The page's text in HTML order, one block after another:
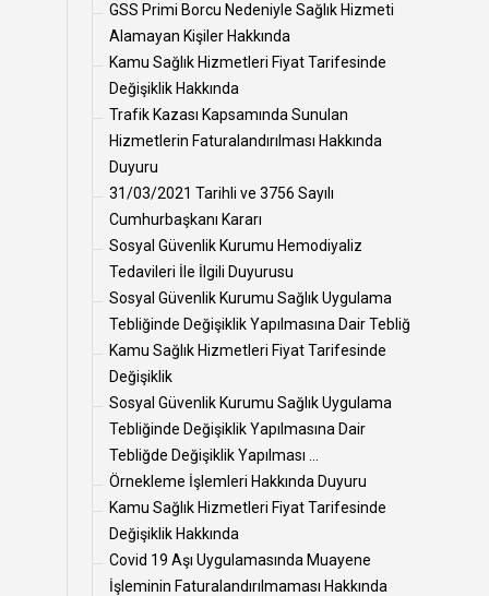
GSS Primi Borcu Nedeniyle Sağlık Hizmeti
Alamayan Kişiler Hakkında
Kamu Sağlık Hizmetleri Fiyat Tarifesinde
Değişiklik Hakkında
Trafik Kazası Kapsamında Sunulan
Hizmetlerin Faturalandırılması Hakkında
Duyuru
31/03/2021 Tarihli ve 3756 Sayılı
Cumhurbaşkanı Kararı
Sosyal Güvenlik Kurumu Hemodiyaliz
Tedavileri İle İlgili Duyurusu
Sosyal Güvenlik Kurumu Sağlık Uygulama
Tebliğinde Değişiklik Yapılmasına Dair Tebliğ
Kamu Sağlık Hizmetleri Fiyat Tarifesinde
Değişiklik
Sosyal Güvenlik Kurumu Sağlık Uygulama
Tebliğinde Değişiklik Yapılmasına Dair
Tebliğde Değişiklik Yapılması ...
Örnekleme İşlemleri Hakkında Duyuru
Kamu Sağlık Hizmetleri Fiyat Tarifesinde
Değişiklik Hakkında
Covid 19 Aşı Uygulamasında Muayene
İşleminin Faturalandırılmaması Hakkında